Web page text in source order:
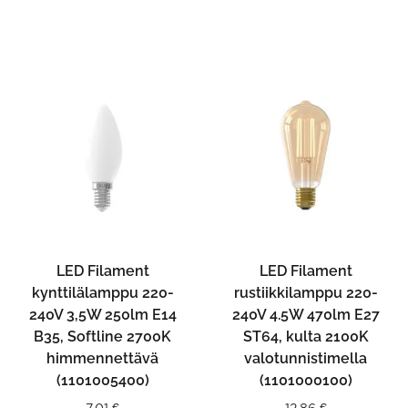
LED Filament
kynttilälamppu 220-
240V 3,5W 250lm E14
B35, Softline 2700K
himmennettävä
(1101005400)
LED Filament
rustiikkilamppu 220-
240V 4.5W 470lm E27
ST64, kulta 2100K
valotunnistimella
(1101000100)